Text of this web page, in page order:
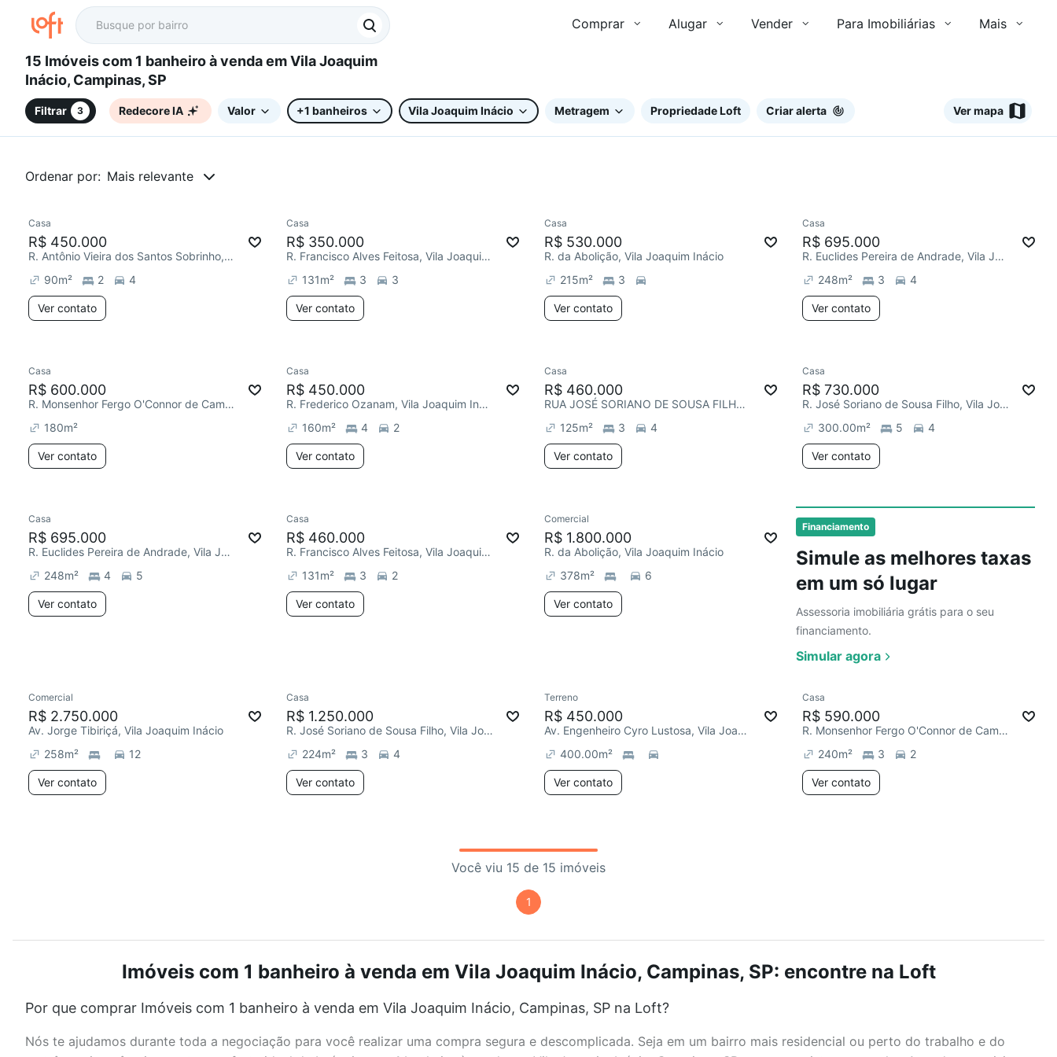
Comprar Alugar Vender Para Imobiliárias Mais
15 Imóveis com 1 banheiro à venda em Vila Joaquim
Inácio, Campinas, SP
Filtrar 3 Redecore IA Valor +1 banheiros Vila Joaquim Inácio Metragem Propriedade Loft Criar alerta Ver mapa
Ordenar por: Mais relevante
Financiamento
Simule as melhores taxas
em um só lugar
Assessoria imobiliária grátis para o seu
financiamento.
Simular agora
Chegou este mês
Casa
R$ 450.000
R. Antônio Vieira dos Santos Sobrinho, Vila Joaquim Inácio
90m² 2 4
Ver contato
Casa
R$ 350.000
R. Francisco Alves Feitosa, Vila Joaquim Inácio
131m² 3 3
Ver contato
Chegou este mês
Casa
R$ 530.000
R. da Abolição, Vila Joaquim Inácio
215m² 3
Ver contato
Casa
R$ 695.000
R. Euclides Pereira de Andrade, Vila Joaquim Inácio
248m² 3 4
Ver contato
Casa
R$ 600.000
R. Monsenhor Fergo O'Connor de Camargo Dauntre, Vila Joaquim Inácio
180m²
Ver contato
Chegou este mês
Casa
R$ 450.000
R. Frederico Ozanam, Vila Joaquim Inácio
160m² 4 2
Ver contato
Casa
R$ 460.000
RUA JOSÉ SORIANO DE SOUSA FILHO, Vila Joaquim Inácio
125m² 3 4
Ver contato
Casa
R$ 730.000
R. José Soriano de Sousa Filho, Vila Joaquim Inácio
300.00m² 5 4
Ver contato
Chegou este mês
Ver
Casa
R$ 695.000
R. Euclides Pereira de Andrade, Vila Joaquim Inácio
248m² 4 5
Ver contato
Chegou este mês
Casa
R$ 460.000
R. Francisco Alves Feitosa, Vila Joaquim Inácio
131m² 3 2
Ver contato
Chegou este mês
Comercial
R$ 1.800.000
R. da Abolição, Vila Joaquim Inácio
378m² 6
Ver contato
Comercial
R$ 2.750.000
Av. Jorge Tibiriçá, Vila Joaquim Inácio
258m² 12
Ver contato
Casa
R$ 1.250.000
R. José Soriano de Sousa Filho, Vila Joaquim Inácio
224m² 3 4
Ver contato
Terreno
R$ 450.000
Av. Engenheiro Cyro Lustosa, Vila Joaquim Inácio
400.00m²
Ver contato
Casa
R$ 590.000
R. Monsenhor Fergo O'Connor de Camargo Dauntre, Vila Joaquim Inácio
240m² 3 2
Ver contato
Você viu 15 de 15 imóveis
1
Imóveis com 1 banheiro à venda em Vila Joaquim Inácio, Campinas, SP: encontre na Loft
Por que comprar Imóveis com 1 banheiro à venda em Vila Joaquim Inácio, Campinas, SP na Loft?
Nós te ajudamos durante toda a negociação para você realizar uma compra segura e descomplicada. Seja em um bairro mais residencial ou perto do trabalho e do